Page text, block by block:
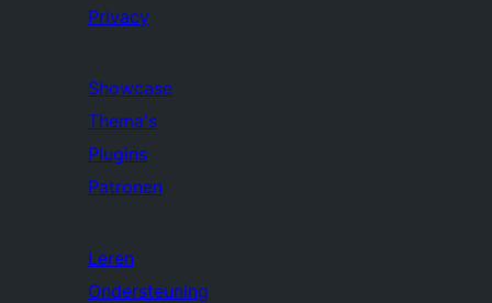
Privacy
Showcase
Thema's
Plugins
Patronen
Leren
Ondersteuning